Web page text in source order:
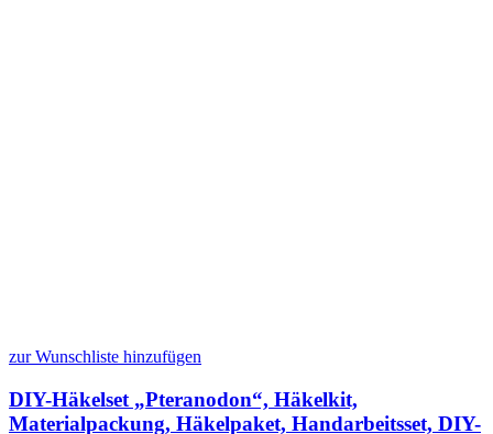
zur Wunschliste hinzufügen
DIY-Häkelset „Pteranodon“, Häkelkit,
Materialpackung, Häkelpaket, Handarbeitsset, DIY-